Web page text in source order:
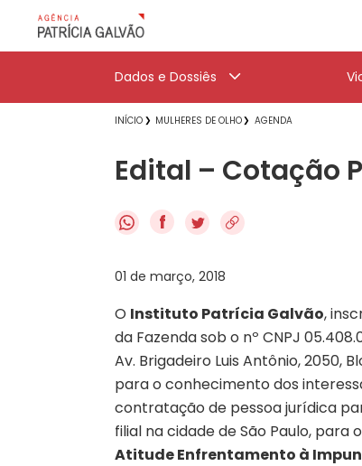
Dados e Dossiês
INÍCIO MULHERES DE OLHO AGENDA
Edital – Cotação
f
01 de março, 2018
O Instituto Patrícia Galvão,
da Fazenda sob o nº CNPJ
Av. Brigadeiro Luis Antônio, 2050,
para o conhecimento dos
contratação de pessoa jurídica
filial na cidade de São Paulo, para
Atitude Enfrentamento à